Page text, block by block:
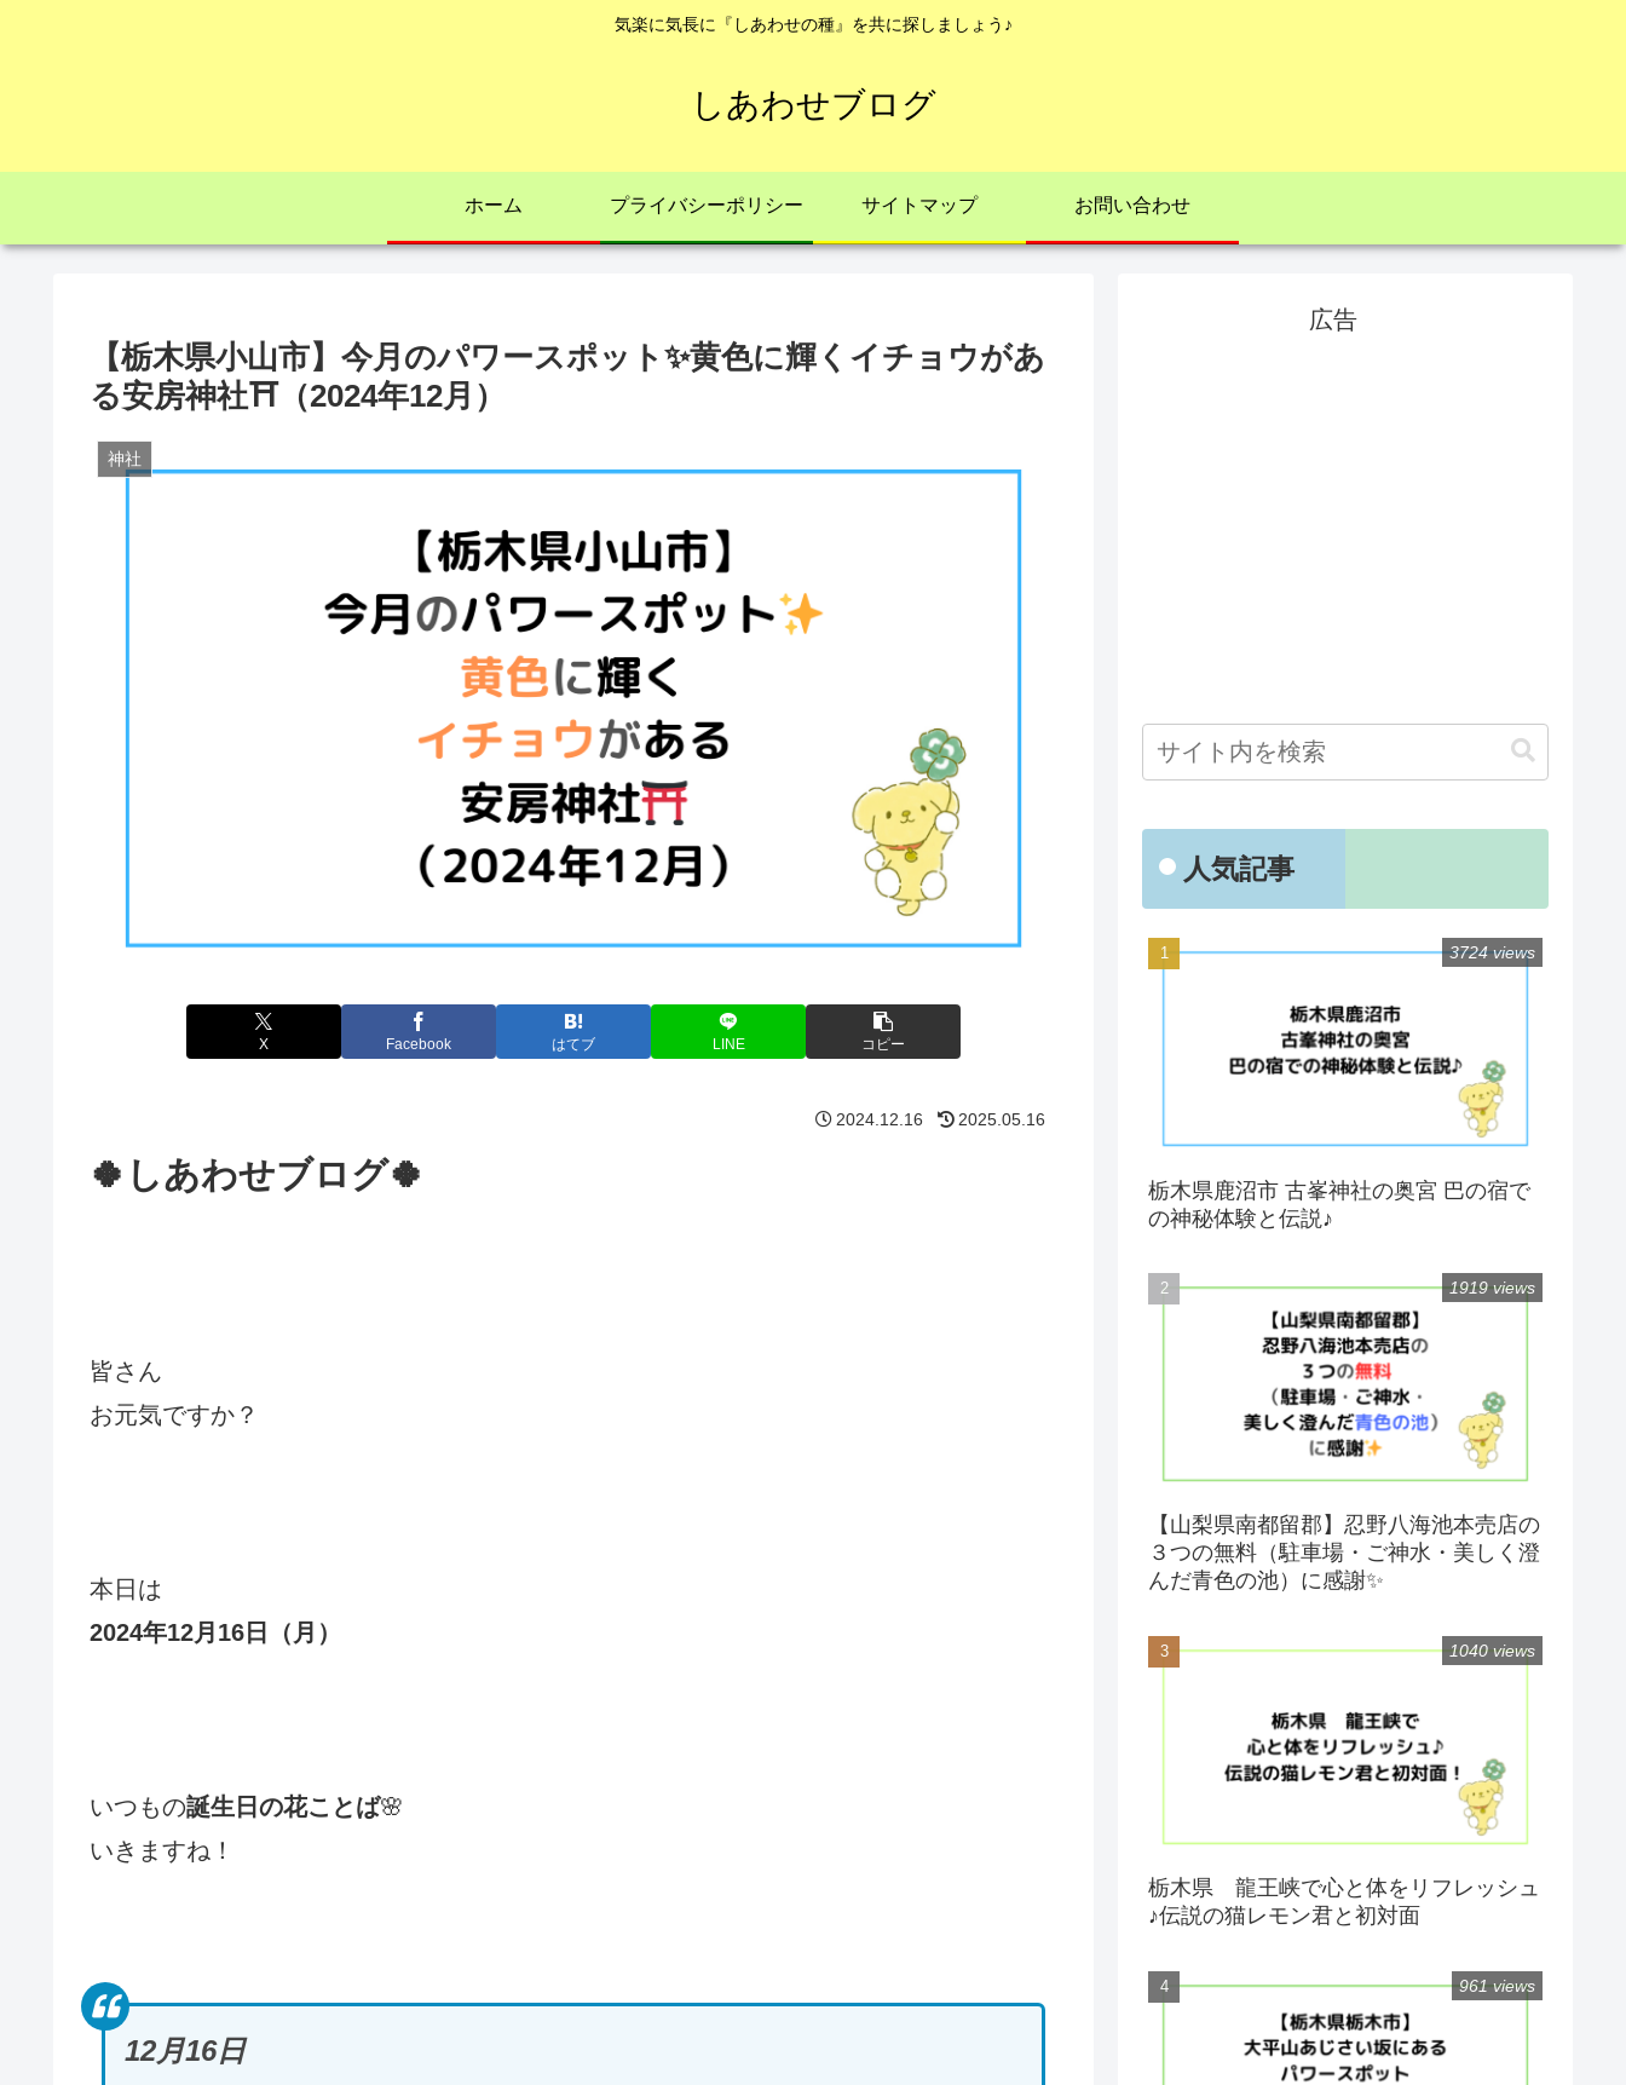
気楽に気長に『しあわせの種』を共に探しましょう♪
しあわせブログ
ホーム プライバシーポリシー サイトマップ お問い合わせ
【栃木県小山市】今月のパワースポット✨黄色に輝くイチョウがあ
る安房神社⛩（2024年12月）
神社
X Facebook はてブ LINE コピー
2024.12.16 2025.05.16
🍀しあわせブログ🍀
皆さん
お元気ですか？
本日は
2024年12月16日（月 ）
いつもの誕生日の花ことば🌸
いきますね！
12月16日
広告
人気記事
栃木県鹿沼市 古峯神社の奥宮 巴の宿で
の神秘体験と伝説♪
3724 views
【山梨県南都留郡】忍野八海池本売店の
３つの無料（駐車場・ご神水・美しく澄
んだ青色の池）に感謝✨
1919 views
栃木県 龍王峡で心と体をリフレッシュ
♪伝説の猫レモン君と初対面
1040 views
961 views